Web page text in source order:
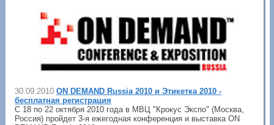
30.09.2010 ON DEMAND Russia 2010 и Этикетка 2010 -
бесплатная регистрация
С 18 по 22 октября 2010 года в МВЦ "Крокус Экспо" (Москва,
Россия) пройдет 3-я ежегодная конференция и выставка ON